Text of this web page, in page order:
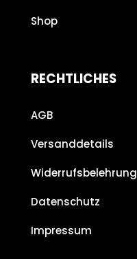
Shop
RECHTLICHES
AGB
Versanddetails
Widerrufsbelehrung
Datenschutz
Impressum